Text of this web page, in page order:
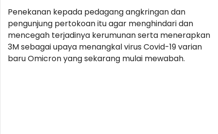
Penekanan kepada pedagang angkringan dan
pengunjung pertokoan itu agar menghindari dan
mencegah terjadinya kerumunan serta menerapkan
3M sebagai upaya menangkal virus Covid-19 varian
baru Omicron yang sekarang mulai mewabah.